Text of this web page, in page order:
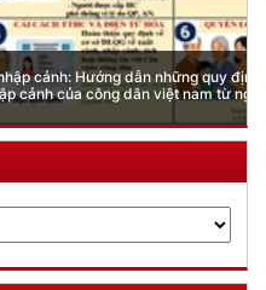
dẫn những quy định mới trong lĩnh
dân việt nam từ ngày 01/7/2026